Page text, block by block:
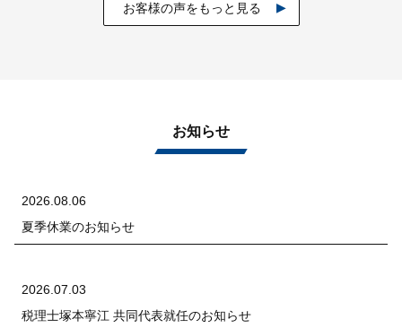
お客様の声をもっと見る
お知らせ
2026.08.06
夏季休業のお知らせ
2026.07.03
税理士塚本寧江 共同代表就任のお知らせ